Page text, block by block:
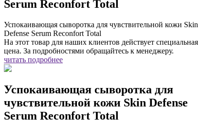
Serum Reconfort Total
Успокаивающая сыворотка для чувствительной кожи Skin
Defense Serum Reconfort Total
На этот товар для наших клиентов действует специальная
цена. За подробностями обращайтесь к менеджеру.
читать подробнее
Успокаивающая сыворотка для
чувствительной кожи Skin Defense
Serum Reconfort Total